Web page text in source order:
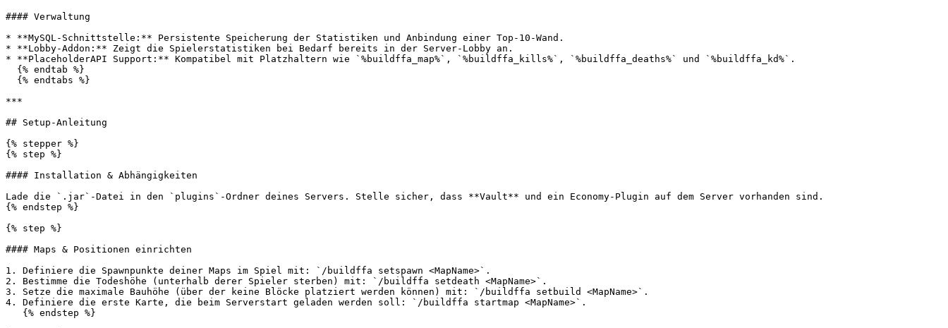
#### Verwaltung
* **MySQL-Schnittstelle:** Persistente Speicherung der Statistiken und Anbindung einer Top-10-Wand.
* **Lobby-Addon:** Zeigt die Spielerstatistiken bei Bedarf bereits in der Server-Lobby an.
* **PlaceholderAPI Support:** Kompatibel mit Platzhaltern wie `%buildffa_map%`, `%buildffa_kills%`, `%buildffa_deaths%` und `%buildffa_kd%`.
***
## Setup-Anleitung
{% stepper %}
{% step %}
#### Installation & Abhängigkeiten
Lade die `.jar`-Datei in den `plugins`-Ordner deines Servers. Stelle sicher, dass **Vault** und ein Economy-Plugin auf dem Server vorhanden sind.
{% endstep %}
{% step %}
#### Maps & Positionen einrichten
1. Definiere die Spawnpunkte deiner Maps im Spiel mit: `/buildffa setspawn <MapName>`.
2. Bestimme die Todeshöhe (unterhalb derer Spieler sterben) mit: `/buildffa setdeath <MapName>`.
3. Setze die maximale Bauhöhe (über der keine Blöcke platziert werden können) mit: `/buildffa setbuild <MapName>`.
4. Definiere die erste Karte, die beim Serverstart geladen werden soll: `/buildffa startmap <MapName>`.